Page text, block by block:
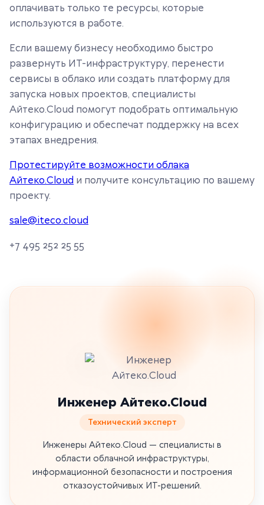
оплачивать только те ресурсы, которые
используются в работе.
Если вашему бизнесу необходимо быстро
развернуть ИТ-инфраструктуру, перенести
сервисы в облако или создать платформу для
запуска новых проектов, специалисты
Айтеко.Cloud помогут подобрать оптимальную
конфигурацию и обеспечат поддержку на всех
этапах внедрения.
Протестируйте возможности облака
Айтеко.Cloud и получите консультацию по вашему
проекту.
sale@iteco.cloud
+7 495 252 25 55
Инженер Айтеко.Cloud
Технический эксперт
Инженеры Айтеко.Cloud — специалисты в
области облачной инфраструктуры,
информационной безопасности и построения
отказоустойчивых ИТ-решений.